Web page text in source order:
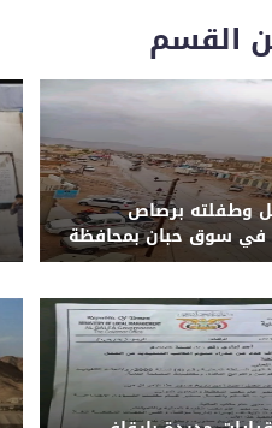
القسم
وطفلته برصاص
سوق حبان بمحافظة